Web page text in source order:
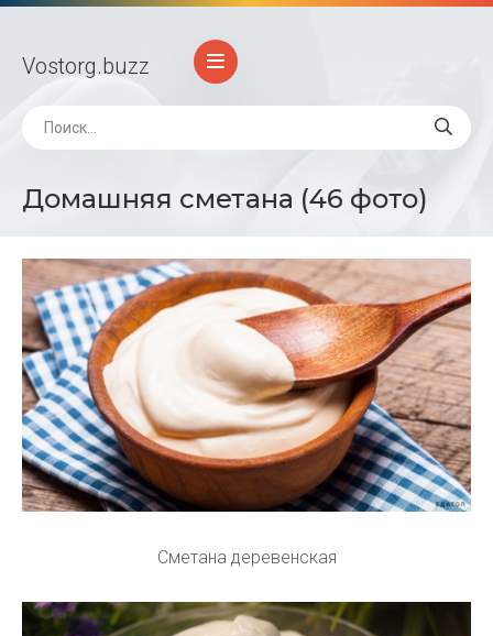
Vostorg.buzz
Домашняя сметана (46 фото)
Сметана деревенская